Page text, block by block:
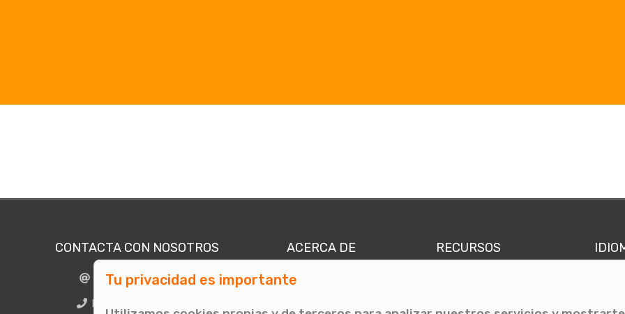
CONTACTA CON NOSOTROS
info@comunicae.com
BCN + 34 931 702 774
ACERCA DE
Quiénes somos
RECURSOS
Tu privacidad es importante